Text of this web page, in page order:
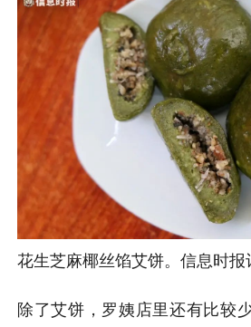
花生芝麻椰丝馅艾饼。信息时报
除了艾饼，罗姨店里还有比较